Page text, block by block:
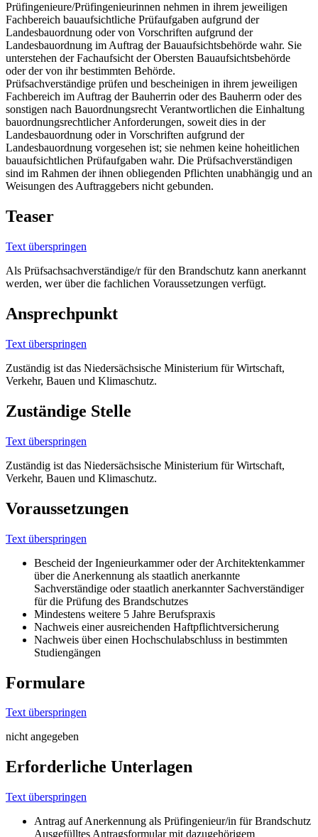
Prüfingenieure/Prüfingenieurinnen nehmen in ihrem jeweiligen
Fachbereich bauaufsichtliche Prüfaufgaben aufgrund der
Landesbauordnung oder von Vorschriften aufgrund der
Landesbauordnung im Auftrag der Bauaufsichtsbehörde wahr. Sie
unterstehen der Fachaufsicht der Obersten Bauaufsichtsbehörde
oder der von ihr bestimmten Behörde.
Prüfsachverständige prüfen und bescheinigen in ihrem jeweiligen
Fachbereich im Auftrag der Bauherrin oder des Bauherrn oder des
sonstigen nach Bauordnungsrecht Verantwortlichen die Einhaltung
bauordnungsrechtlicher Anforderungen, soweit dies in der
Landesbauordnung oder in Vorschriften aufgrund der
Landesbauordnung vorgesehen ist; sie nehmen keine hoheitlichen
bauaufsichtlichen Prüfaufgaben wahr. Die Prüfsachverständigen
sind im Rahmen der ihnen obliegenden Pflichten unabhängig und an
Weisungen des Auftraggebers nicht gebunden.
Teaser
Text überspringen
Als Prüfsachsachverständige/r für den Brandschutz kann anerkannt
werden, wer über die fachlichen Voraussetzungen verfügt.
Ansprechpunkt
Text überspringen
Zuständig ist das Niedersächsische Ministerium für Wirtschaft,
Verkehr, Bauen und Klimaschutz.
Zuständige Stelle
Text überspringen
Zuständig ist das Niedersächsische Ministerium für Wirtschaft,
Verkehr, Bauen und Klimaschutz.
Voraussetzungen
Text überspringen
Bescheid der Ingenieurkammer oder der Architektenkammer
über die Anerkennung als staatlich anerkannte
Sachverständige oder staatlich anerkannter Sachverständiger
für die Prüfung des Brandschutzes
Mindestens weitere 5 Jahre Berufspraxis
Nachweis einer ausreichenden Haftpflichtversicherung
Nachweis über einen Hochschulabschluss in bestimmten
Studiengängen
Formulare
Text überspringen
nicht angegeben
Erforderliche Unterlagen
Text überspringen
Antrag auf Anerkennung als Prüfingenieur/in für Brandschutz
Ausgefülltes Antragsformular mit dazugehörigem